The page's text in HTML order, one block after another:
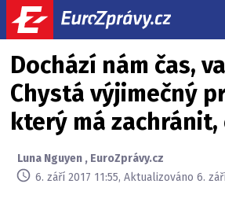
Dochází nám čas,
Chystá výjimečný
který má zachránit,
Luna Nguyen , EuroZprávy.cz
6. září 2017 11:55, Aktualizováno 6.